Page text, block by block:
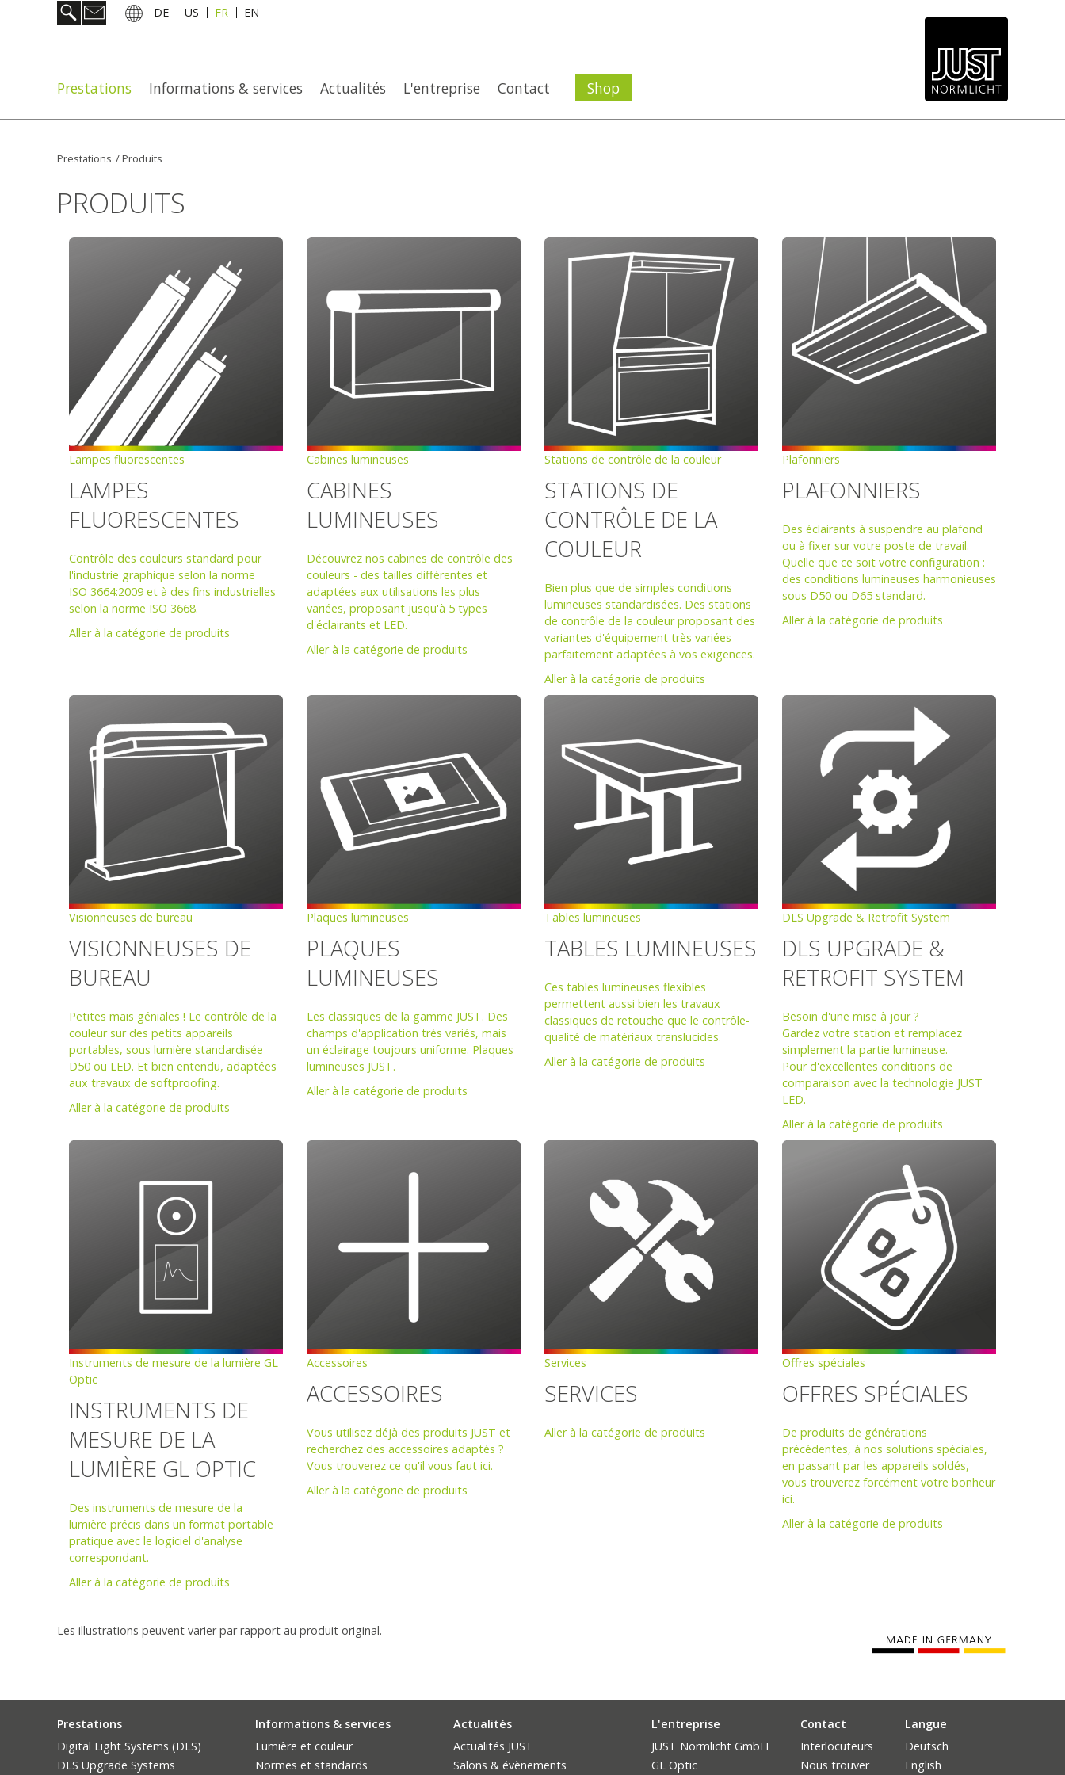
DE US FR EN
Prestations Informations & services Actualités L'entreprise Contact Shop
Prestations /Produits
PRODUITS
Lampes fluorescentes
LAMPES
FLUORESCENTES
Contrôle des couleurs standard pour
l'industrie graphique selon la norme
ISO 3664:2009 et à des fins industrielles
selon la norme ISO 3668.
Aller à la catégorie de produits
Cabines lumineuses
CABINES
LUMINEUSES
Découvrez nos cabines de contrôle des
couleurs - des tailles différentes et
adaptées aux utilisations les plus
variées, proposant jusqu'à 5 types
d'éclairants et LED.
Aller à la catégorie de produits
Stations de contrôle de la couleur
STATIONS DE
CONTRÔLE DE LA
COULEUR
Bien plus que de simples conditions
lumineuses standardisées. Des stations
de contrôle de la couleur proposant des
variantes d'équipement très variées -
parfaitement adaptées à vos exigences.
Aller à la catégorie de produits
Plafonniers
PLAFONNIERS
Des éclairants à suspendre au plafond
ou à fixer sur votre poste de travail.
Quelle que ce soit votre configuration :
des conditions lumineuses harmonieuses
sous D50 ou D65 standard.
Aller à la catégorie de produits
Visionneuses de bureau
VISIONNEUSES DE
BUREAU
Petites mais géniales ! Le contrôle de la
couleur sur des petits appareils
portables, sous lumière standardisée
D50 ou LED. Et bien entendu, adaptées
aux travaux de softproofing.
Aller à la catégorie de produits
Plaques lumineuses
PLAQUES
LUMINEUSES
Les classiques de la gamme JUST. Des
champs d'application très variés, mais
un éclairage toujours uniforme. Plaques
lumineuses JUST.
Aller à la catégorie de produits
Tables lumineuses
TABLES LUMINEUSES
Ces tables lumineuses flexibles
permettent aussi bien les travaux
classiques de retouche que le contrôle-
qualité de matériaux translucides.
Aller à la catégorie de produits
DLS Upgrade & Retrofit System
DLS UPGRADE &
RETROFIT SYSTEM
Besoin d'une mise à jour ?
Gardez votre station et remplacez
simplement la partie lumineuse.
Pour d'excellentes conditions de
comparaison avec la technologie JUST
LED.
Aller à la catégorie de produits
Instruments de mesure de la lumière GL
Optic
INSTRUMENTS DE
MESURE DE LA
LUMIÈRE GL OPTIC
Des instruments de mesure de la
lumière précis dans un format portable
pratique avec le logiciel d'analyse
correspondant.
Aller à la catégorie de produits
Accessoires
ACCESSOIRES
Vous utilisez déjà des produits JUST et
recherchez des accessoires adaptés ?
Vous trouverez ce qu'il vous faut ici.
Aller à la catégorie de produits
Services
SERVICES
Aller à la catégorie de produits
Offres spéciales
OFFRES SPÉCIALES
De produits de générations
précédentes, à nos solutions spéciales,
en passant par les appareils soldés,
vous trouverez forcément votre bonheur
ici.
Aller à la catégorie de produits
Les illustrations peuvent varier par rapport au produit original.
Prestations
Digital Light Systems (DLS)
DLS Upgrade Systems
Informations & services
Lumière et couleur
Normes et standards
Actualités
Actualités JUST
Salons & évènements
L'entreprise
JUST Normlicht GmbH
GL Optic
Contact
Interlocuteurs
Nous trouver
Langue
Deutsch
English